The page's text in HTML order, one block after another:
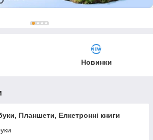
Новинки
Планшети, Елкетронні книги